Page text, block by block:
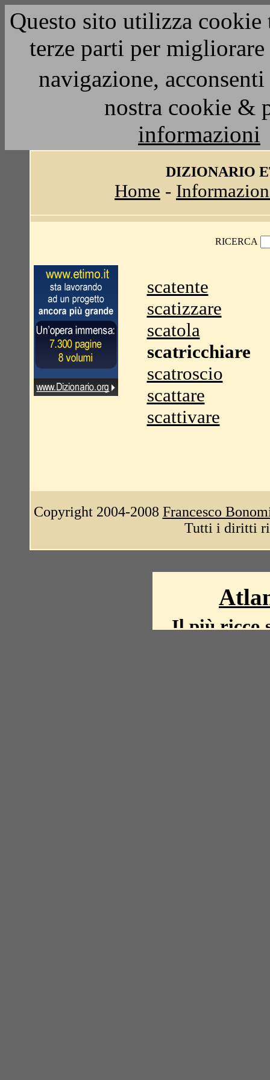
Questo sito utilizza
terze parti per
navigazione,
nostra cookie &
informazioni
DIZIONARIO
Home -
RICERCA
scatente
scatizzare
scatola
scatricchiare
scatroscio
scattare
scattivare
Copyright 2004-2008 Francesco
Tutti i diritti
Il più ricco